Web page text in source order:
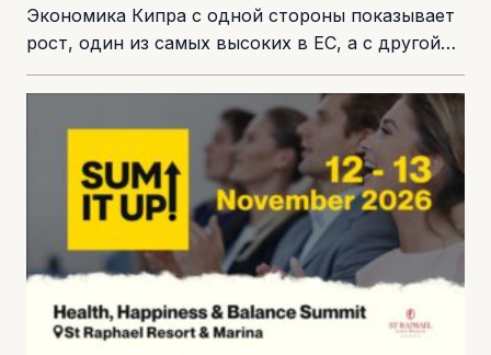
Экономика Кипра с одной стороны показывает
рост, один из самых высоких в ЕС, а с другой
стороны из-за событий на...